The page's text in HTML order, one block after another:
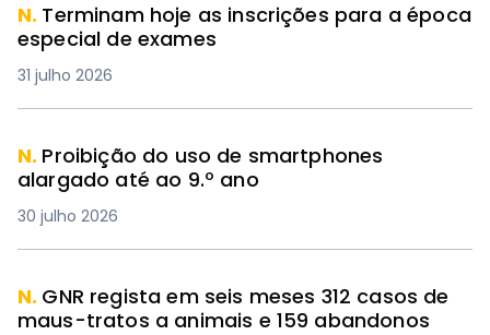
N. Terminam hoje as inscrições para a época
especial de exames
31 julho 2026
N. Proibição do uso de smartphones
alargado até ao 9.º ano
30 julho 2026
N. GNR regista em seis meses 312 casos de
maus-tratos a animais e 159 abandonos